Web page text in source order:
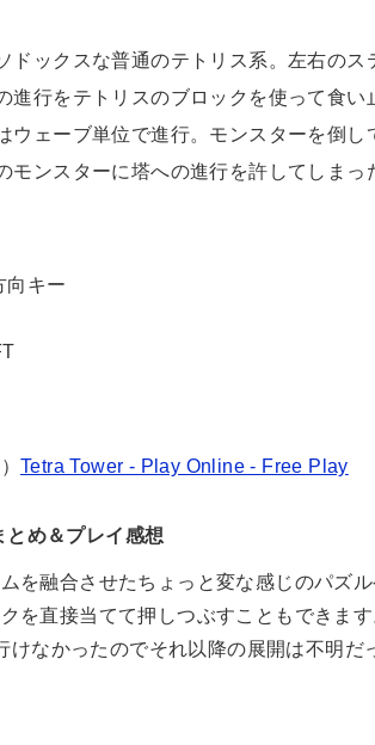
ドックスな普通のテトリス系。左右のス
進行をテトリスのブロックを使って食い
ウェーブ単位で進行。モンスターを倒し
モンスターに塔への進行を許してしまっ
向キー
Tetra Tower - Play Online - Free Play
とめ＆プレイ感想
を融合させたちょっと変な感じのパズル
を直接当てて押しつぶすこともできます
けなかったのでそれ以降の展開は不明だ